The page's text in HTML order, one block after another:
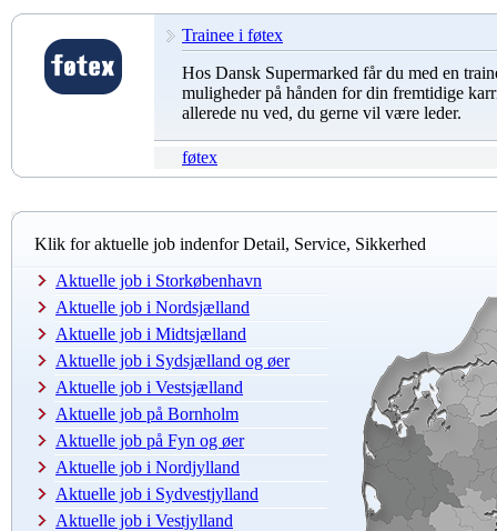
Trainee i føtex
Hos Dansk Supermarked får du med en
muligheder på hånden for din fremtidige
allerede nu ved, du gerne vil være leder.
føtex
Klik for aktuelle job indenfor Detail, Service, Sikkerhed
Aktuelle job i Storkøbenhavn
Aktuelle job i Nordsjælland
Aktuelle job i Midtsjælland
Aktuelle job i Sydsjælland og øer
Aktuelle job i Vestsjælland
Aktuelle job på Bornholm
Aktuelle job på Fyn og øer
Aktuelle job i Nordjylland
Aktuelle job i Sydvestjylland
Aktuelle job i Vestjylland